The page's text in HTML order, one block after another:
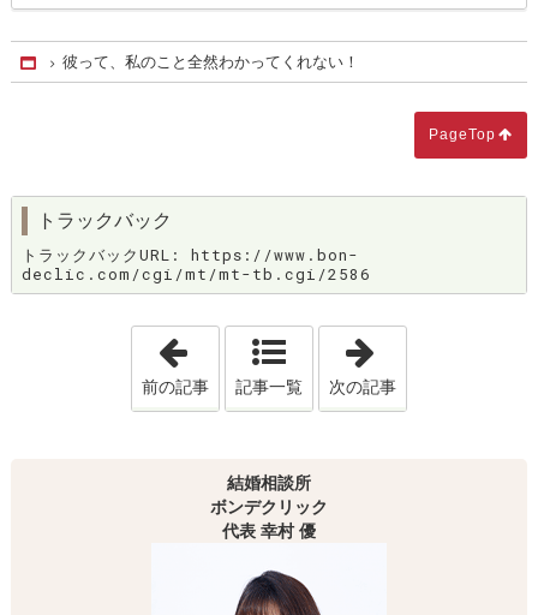
Home
彼って、私のこと全然わかってくれない！
PageTop
トラックバック
トラックバックURL: https://www.bon-
declic.com/cgi/mt/mt-tb.cgi/2586
「無料相談って何するの～？Ａ子ちゃん
前の記事 記事一覧 次の記事
結婚相談所
ボンデクリック
代表 幸村 優